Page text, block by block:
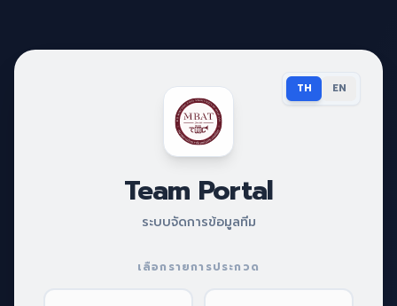
TH EN
Team Portal
ระบบจัดการข้อมูลทีม
เลือกรายการประกวด